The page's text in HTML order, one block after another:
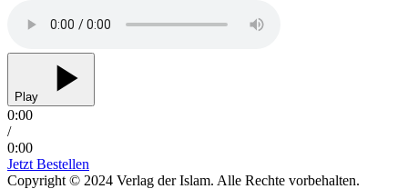
Play
0:00
/
0:00
Jetzt Bestellen
Copyright © 2024 Verlag der Islam. Alle Rechte vorbehalten.